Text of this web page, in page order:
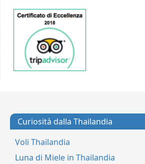
Curiosità dalla Thailandia
Voli Thailandia
Luna di Miele in Thailandia